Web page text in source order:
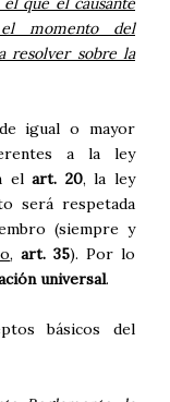
momento del
resolver sobre la
igual o mayor
a la ley
elart. 20, la ley
será respetada
(siempre y
,art. 35). Por lo
universal.
básicos del